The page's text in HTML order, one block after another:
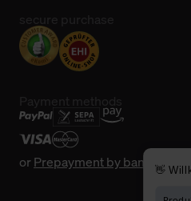
orPrepayment by bank transfer